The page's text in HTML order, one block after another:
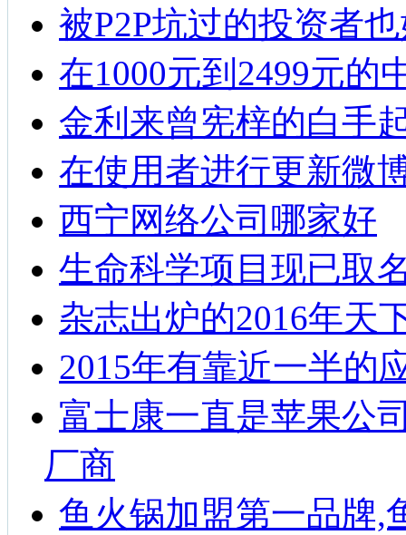
被P2P坑过的投资者
在1000元到2499元的
金利来曾宪梓的白手
在使用者进行更新微
西宁网络公司哪家好
生命科学项目现已取
杂志出炉的2016年天
2015年有靠近一半的
富士康一直是苹果公
厂商
鱼火锅加盟第一品牌,